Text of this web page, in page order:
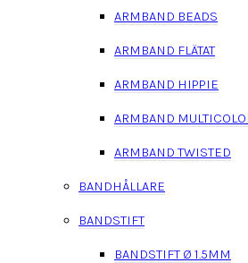
ARMBAND BEADS
ARMBAND FLÄTAT
ARMBAND HIPPIE
ARMBAND
ARMBAND TWISTED
BANDHÅLLARE
BANDSTIFT
BANDSTIFT Ø 1.5MM